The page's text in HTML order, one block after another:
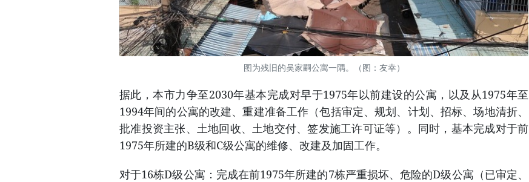
图为残旧的吴家嗣公寓一隅。（图：友幸）
据此，本市力争至2030年基本完成对早于1975年以前建设的公寓，以及从1975年至
1994年间的公寓的改建、重建准备工作（包括审定、规划、计划、招标、场地清折、
批准投资主张、土地回收、土地交付、签发施工许可证等）。同时，基本完成对于前
1975年所建的B级和C级公寓的维修、改建及加固工作。
对于16栋D级公寓：完成在前1975年所建的7栋严重损坏、危险的D级公寓（已审定、